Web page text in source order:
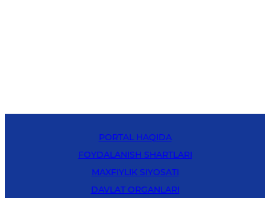
PORTAL HAQIDA
FOYDALANISH SHARTLARI
MAXFIYLIK SIYOSATI
DAVLAT ORGANLARI